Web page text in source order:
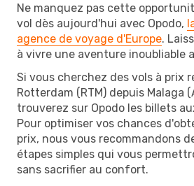
Ne manquez pas cette
vol dès aujourd'hui avec Opodo,
agence de voyage d'Europe.
à vivre une aventure inoubliable
Si vous cherchez des vols à prix
Rotterdam (RTM) depuis Malaga
trouverez sur Opodo les billets
Pour optimiser vos chances
prix, nous vous recommandons
étapes simples qui vous
sans sacrifier au confort.